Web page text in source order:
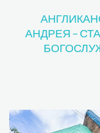
АНДРЕЯ –